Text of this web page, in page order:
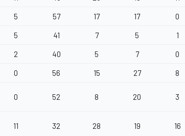
5 57 17 17 0
5 41 7 5 1
2 40 5 7 0
0 56 15 27 8
0 52 8 20 3
11 32 28 19 16